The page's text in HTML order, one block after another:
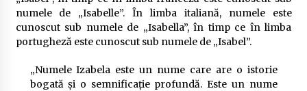
numele de „Isabelle”. În limba italiană, numele este
cunoscut sub numele de „Isabella”, în timp ce în limba
portugheză este cunoscut sub numele de „Isabel”.
„Numele Izabela este un nume care are o istorie
bogată și o semnificație profundă. Este un nume